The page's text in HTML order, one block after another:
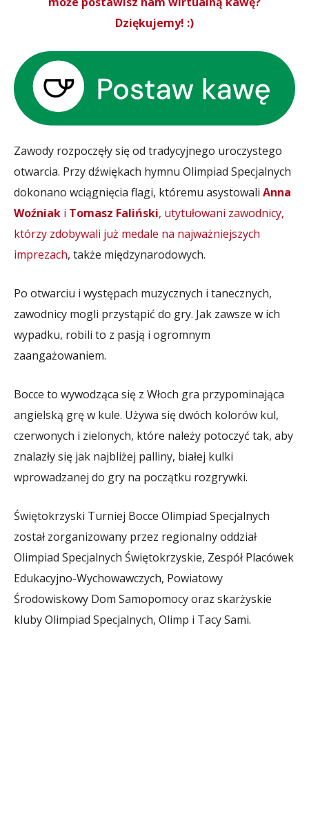
Dziękujemy! :)
Zawody rozpoczęły się od tradycyjnego uroczystego
otwarcia. Przy dźwiękach hymnu Olimpiad Specjalnych
dokonano wciągnięcia flagi, któremu asystowali Anna
Woźniak i Tomasz Faliński, utytułowani zawodnicy,
którzy zdobywali już medale na najważniejszych
imprezach, także międzynarodowych.
Po otwarciu i występach muzycznych i tanecznych,
zawodnicy mogli przystąpić do gry. Jak zawsze w ich
wypadku, robili to z pasją i ogromnym
zaangażowaniem.
Bocce to wywodząca się z Włoch gra przypominająca
angielską grę w kule. Używa się dwóch kolorów kul,
czerwonych i zielonych, które należy potoczyć tak, aby
znalazły się jak najbliżej palliny, białej kulki
wprowadzanej do gry na początku rozgrywki.
Świętokrzyski Turniej Bocce Olimpiad Specjalnych
został zorganizowany przez regionalny oddział
Olimpiad Specjalnych Świętokrzyskie, Zespół Placówek
Edukacyjno-Wychowawczych, Powiatowy
Środowiskowy Dom Samopomocy oraz skarżyskie
kluby Olimpiad Specjalnych, Olimp i Tacy Sami.